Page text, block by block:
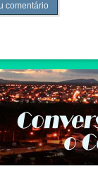
comentário